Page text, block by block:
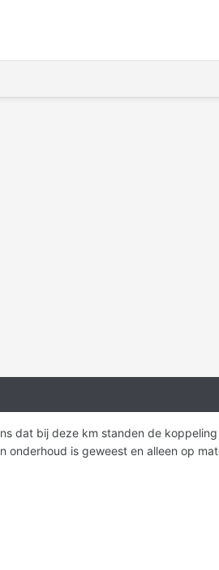
dat bij deze km standen de
onderhoud is geweest en alleen op